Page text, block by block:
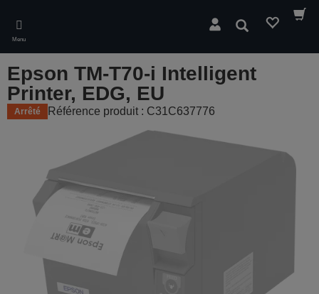
main
content
Menu
Rechercher
Epson TM-T70-i Intelligent
Printer, EDG, EU
Arrêté Référence produit : C31C637776